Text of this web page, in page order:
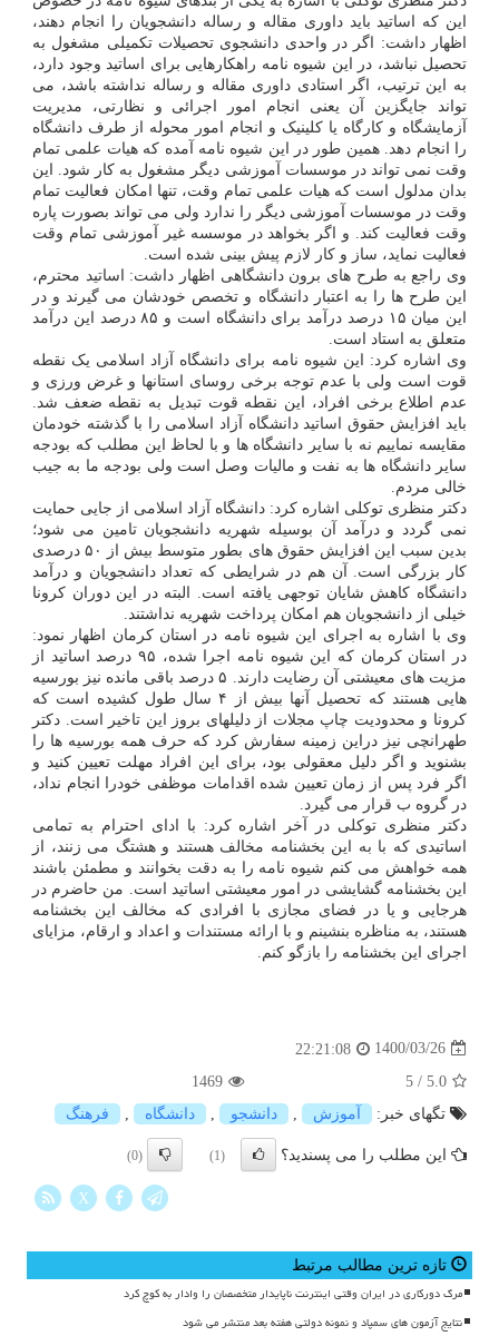
این که اساتید باید داوری مقاله و رساله دانشجویان را انجام دهند،
اظهار داشت: اگر در واحدی دانشجوی تحصیلات تکمیلی مشغول به
تحصیل نباشد، در این شیوه نامه راهکارهایی برای اساتید وجود دارد،
به این ترتیب، اگر استادی داوری مقاله و رساله نداشته باشد، می
تواند جایگزین آن یعنی انجام امور اجرائی و نظارتی، مدیریت
آزمایشگاه و کارگاه یا کلینیک و انجام امور محوله از طرف دانشگاه
را انجام دهد. همین طور در این شیوه نامه آمده که هیات علمی تمام
وقت نمی تواند در موسسات آموزشی دیگر مشغول به کار شود. این
بدان مدلول است که هیات علمی تمام وقت، تنها امکان فعالیت تمام
وقت در موسسات آموزشی دیگر را ندارد ولی می تواند بصورت پاره
وقت فعالیت کند. و اگر بخواهد در موسسه غیر آموزشی تمام وقت
فعالیت نماید، ساز و کار لازم پیش بینی شده است.
وی راجع به طرح های برون دانشگاهی اظهار داشت: اساتید محترم،
این طرح ها را به اعتبار دانشگاه و تخصص خودشان می گیرند و در
این میان ۱۵ درصد درآمد برای دانشگاه است و ۸۵ درصد این درآمد
متعلق به استاد است.
وی اشاره کرد: این شیوه نامه برای دانشگاه آزاد اسلامی یک نقطه
قوت است ولی با عدم توجه برخی روسای استانها و غرض ورزی و
عدم اطلاع برخی افراد، این نقطه قوت تبدیل به نقطه ضعف شد.
باید افزایش حقوق اساتید دانشگاه آزاد اسلامی را با گذشته خودمان
مقایسه نماییم نه با سایر دانشگاه ها و با لحاظ این مطلب که بودجه
سایر دانشگاه ها به نفت و مالیات وصل است ولی بودجه ما به جیب
خالی مردم.
دکتر منظری توکلی اشاره کرد: دانشگاه آزاد اسلامی از جایی حمایت
نمی گردد و درآمد آن بوسیله شهریه دانشجویان تامین می شود؛
بدین سبب این افزایش حقوق های بطور متوسط بیش از ۵۰ درصدی
کار بزرگی است. آن هم در شرایطی که تعداد دانشجویان و درآمد
دانشگاه کاهش شایان توجهی یافته است. البته در این دوران کرونا
خیلی از دانشجویان هم امکان پرداخت شهریه نداشتند.
وی با اشاره به اجرای این شیوه نامه در استان کرمان اظهار نمود:
در استان کرمان که این شیوه نامه اجرا شده، ۹۵ درصد اساتید از
مزیت های معیشتی آن رضایت دارند. ۵ درصد باقی مانده نیز بورسیه
هایی هستند که تحصیل آنها بیش از ۴ سال طول کشیده است که
کرونا و محدودیت چاپ مجلات از دلیلهای بروز این تاخیر است. دکتر
طهرانچی نیز دراین زمینه سفارش کرد که حرف همه بورسیه ها را
بشنوید و اگر دلیل معقولی بود، برای این افراد مهلت تعیین کنید و
اگر فرد پس از زمان تعیین شده اقدامات موظفی خودرا انجام نداد،
در گروه ب قرار می گیرد.
دکتر منظری توکلی در آخر اشاره کرد: با ادای احترام به تمامی
اساتیدی که با به این بخشنامه مخالف هستند و هشتگ می زنند، از
همه خواهش می کنم شیوه نامه را به دقت بخوانند و مطمئن باشند
این بخشنامه گشایشی در امور معیشتی اساتید است. من حاضرم در
هرجایی و یا در فضای مجازی با افرادی که مخالف این بخشنامه
هستند، به مناظره بنشینم و با ارائه مستندات و اعداد و ارقام، مزایای
اجرای این بخشنامه را بازگو کنم.
1400/03/26
22:21:08
5.0
/
5
1469
تگهای خبر:
آموزش , دانشجو , دانشگاه , فرهنگ
این مطلب را می پسندید؟ (1)
(0)
X
تازه ترین مطالب مرتبط
مرگ دورکاری در ایران وقتی اینترنت ناپایدار متخصصان را وادار به کوچ کرد
نتایج آزمون های سمپاد و نمونه دولتی هفته بعد منتشر می شود